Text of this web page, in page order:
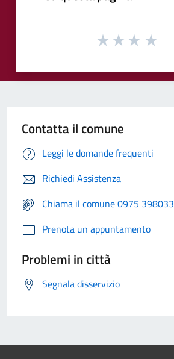
Contatta il comune
Leggi le domande frequenti
Richiedi Assistenza
Chiama il comune 0975 398033
Prenota un appuntamento
Problemi in città
Segnala disservizio